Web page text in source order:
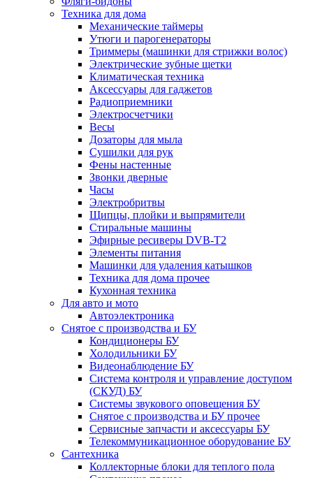
Техника для дома
Механические таймеры
Утюги и парогенераторы
Триммеры (машинки для стрижки волос)
Электрические зубные щетки
Климатическая техника
Аксессуары для гаджетов
Радиоприемники
Электросчетчики
Весы
Дозаторы для мыла
Сушилки для рук
Фены настенные
Звонки дверные
Часы
Электробритвы
Щипцы, плойки и выпрямители
Стиральные машины
Эфирные ресиверы DVB-T2
Элементы питания
Машинки для удаления катышков
Техника для дома прочее
Кухонная техника
Для авто и мото
Автоэлектроника
Снятое с производства и БУ
Кондиционеры БУ
Холодильники БУ
Видеонаблюдение БУ
Система контроля и управление доступом
(СКУД) БУ
Системы звукового оповещения БУ
Снятое с производства и БУ прочее
Сервисные запчасти и аксессуары БУ
Телекоммуникационное оборудование БУ
Сантехника
Коллекторные блоки для теплого пола